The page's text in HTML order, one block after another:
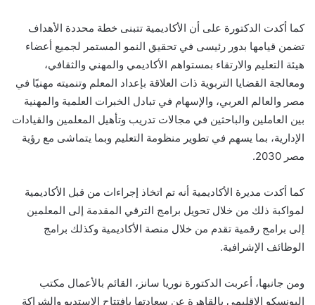
كما أكدت الدكتورة على أن الأكاديمية تتبنى خطة محددة الأهداف
تضمن قيامها بدور رئيسى في تحقيق النمو المستمر لجميع أعضاء
هيئة التعليم والارتقاء بمستواهم الأكاديمي والمهني والثقافي،
ومعالجة القضايا التربوية ذات العلاقة بإعداد المعلم وتنميته مهنيًا في
مصر والعالم العربي، والإسهام في تبادل الخبرات العلمية والمهنية
بين العاملين والباحثين في مجالات تدريب وتأهيل المعلمين والقيادات
الإدارية، بما يسهم في تطوير منظومة التعليم وبما يتماشى مع رؤية
مصر 2030.
كما أكدت مديرة الأكاديمية أنه تم اتخاذ إجراءات من قبل الأكاديمية
لمواكبة ذلك من خلال تحويل برامج الترقي المقدمة إلى المعلمين
إلى برامج رقمية تقدم من خلال منصة الأكاديمية وكذلك برامج
الوظائف الإشرافية.
ومن جانبها، أعربت الدكتورة نوريا سانز، القائم بالأعمال مكتب
اليونسكو الإقليمي بالقاهرة عن سعادتها بافتتاح الاستديو والشراكة